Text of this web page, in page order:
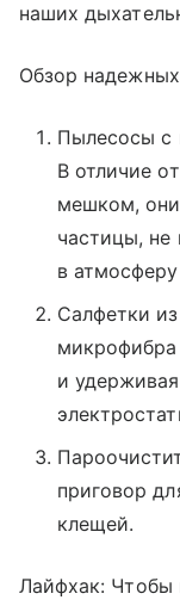
наших
Обзор
Пылесосы с
В отличие
мешком,
частицы, не
в
Салфетки
микрофибра
и
приговор
клещей.
Лайфхак: Чтобы